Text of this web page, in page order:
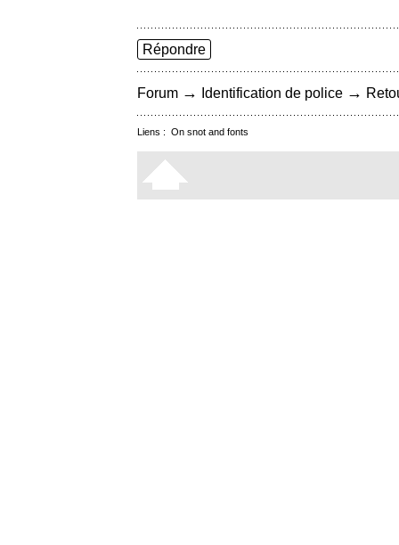
Répondre
Forum → Identification de police →
Liens : On snot and fonts